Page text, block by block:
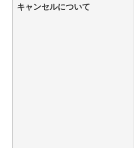
キャンセルについて